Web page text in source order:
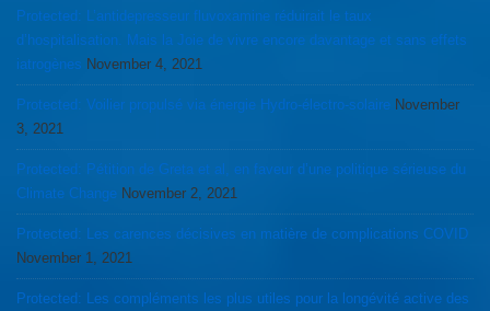
Protected: L’antidepresseur fluvoxamine réduirait le taux
d’hospitalisation. Mais la Joie de vivre encore davantage et sans effets
iatrogènes November 4, 2021
Protected: Voilier propulsé via énergie Hydro-électro-solaire November
3, 2021
Protected: Pétition de Greta et al, en faveur d’une politique sérieuse du
Climate Change November 2, 2021
Protected: Les carences décisives en matière de complications COVID
November 1, 2021
Protected: Les compléments les plus utiles pour la longévité active des